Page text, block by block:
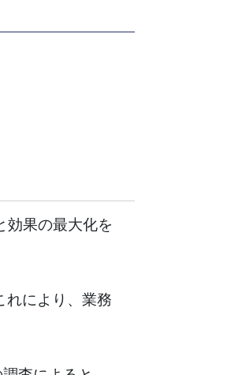
効果の最大化を
れにより、業務